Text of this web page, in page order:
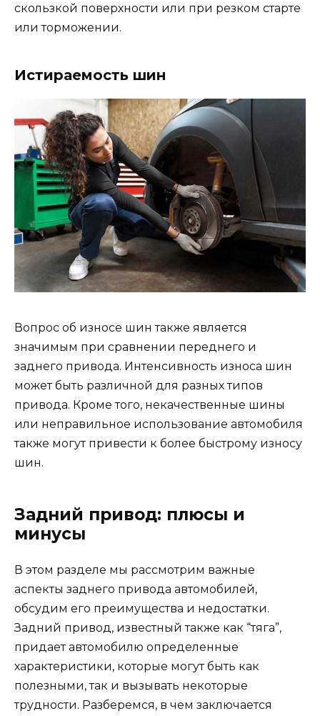
скользкой поверхности или при резком старте
или торможении.
Истираемость шин
Вопрос об износе шин также является
значимым при сравнении переднего и
заднего привода. Интенсивность износа шин
может быть различной для разных типов
привода. Кроме того, некачественные шины
или неправильное использование автомобиля
также могут привести к более быстрому износу
шин.
Задний привод: плюсы и
минусы
В этом разделе мы рассмотрим важные
аспекты заднего привода автомобилей,
обсудим его преимущества и недостатки.
Задний привод, известный также как “тяга”,
придает автомобилю определенные
характеристики, которые могут быть как
полезными, так и вызывать некоторые
трудности. Разберемся, в чем заключается